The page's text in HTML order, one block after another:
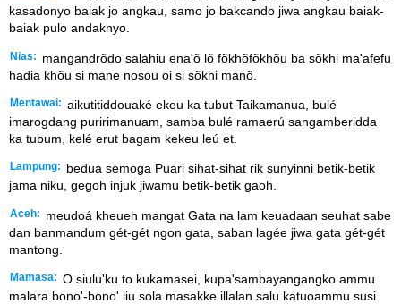
kasadonyo baiak jo angkau, samo jo bakcando jiwa angkau baiak-
baiak pulo andaknyo.
Nias:
mangandrõdo salahiu ena'õ lõ fõkhõfõkhõu ba sõkhi ma'afefu
hadia khõu si mane nosou oi si sõkhi manõ.
Mentawai: aikutitiddouaké ekeu ka tubut Taikamanua, bulé
imarogdang puririmanuam, samba bulé ramaerú sangamberidda
ka tubum, kelé erut bagam kekeu leú et.
Lampung:
bedua semoga Puari sihat-sihat rik sunyinni betik-betik
jama niku, gegoh injuk jiwamu betik-betik gaoh.
Aceh:
meudoá kheueh mangat Gata na lam keuadaan seuhat sabe
dan banmandum gét-gét ngon gata, saban lagée jiwa gata gét-gét
mantong.
Mamasa: O siulu'ku to kukamasei, kupa'sambayangangko ammu
malara bono'-bono' liu sola masakke illalan salu katuoammu susi